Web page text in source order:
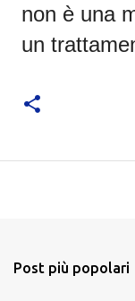
non è una
un
Post più popolari